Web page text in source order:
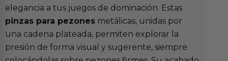
elegancia a tus juegos de dominación. Estas
pinzas para pezones metálicas, unidas por
una cadena plateada, permiten explorar la
presión de forma visual y sugerente, siempre